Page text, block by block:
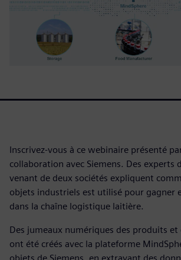
Inscrivez-vous à ce webinaire présenté
collaboration avec Siemens. Des experts
venant de deux sociétés expliquent
objets industriels est utilisé pour gagner
dans la chaîne logistique laitière.
Des jumeaux numériques des produits
ont été créés avec la plateforme
objets de Siemens, en extrayant des